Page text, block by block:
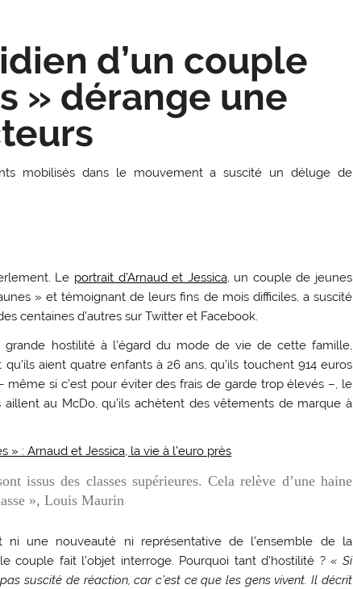
d’un couple
» dérange une
mobilisés dans le mouvement a suscité un déluge de
Le portrait d’Arnaud et Jessica, un couple de jeunes
» et témoignant de leurs fins de mois difficiles, a suscité
centaines d’autres sur Twitter et Facebook.
hostilité à l’égard du mode de vie de cette famille,
aient quatre enfants à 26 ans, qu’ils touchent 914 euros
même si c’est pour éviter des frais de garde trop élevés –, le
au McDo, qu’ils achètent des vêtements de marque à
» : Arnaud et Jessica, la vie à l’euro près
issus des classes supérieures. Cela relève d’une haine
», Louis Maurin
ni une nouveauté ni représentative de l’ensemble de la
couple fait l’objet interroge. Pourquoi tant d’hostilité ?« Si
suscité de réaction, car c’est ce que les gens vivent. Il décrit